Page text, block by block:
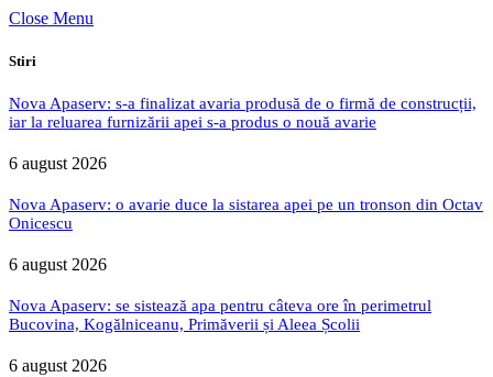
Close Menu
Stiri
Nova Apaserv: s-a finalizat avaria produsă de o firmă de construcții,
iar la reluarea furnizării apei s-a produs o nouă avarie
6 august 2026
Nova Apaserv: o avarie duce la sistarea apei pe un tronson din Octav
Onicescu
6 august 2026
Nova Apaserv: se sistează apa pentru câteva ore în perimetrul
Bucovina, Kogălniceanu, Primăverii și Aleea Școlii
6 august 2026